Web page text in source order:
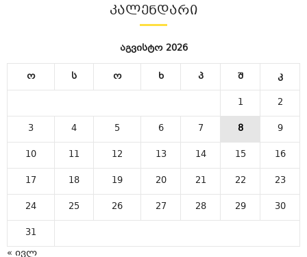
ᲙᲐᲚᲔᲜᲓᲐᲠᲘ
აგვისტო 2026
ო ს ო ხ პ შ
კ
1
2
3
4 5 6 7 8
9
10
11 12 13 14 15
16
17
18 19 20 21 22
23
24
25 26 27 28 29
30
31
« ივლ